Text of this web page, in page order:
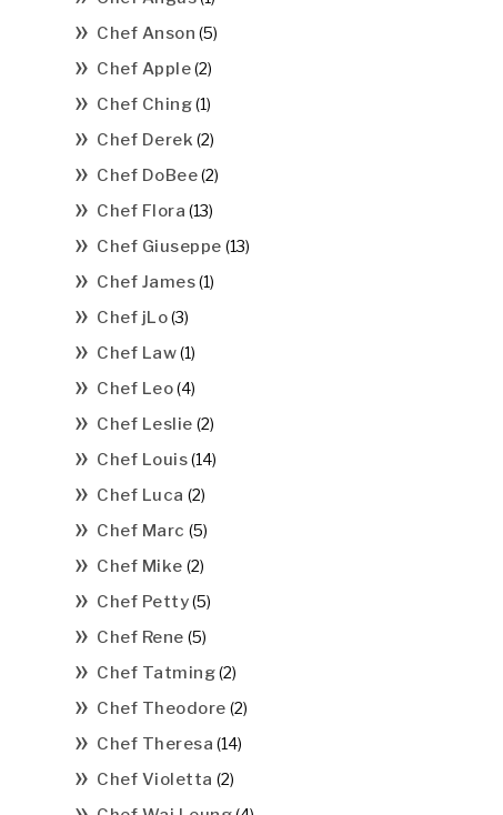
Chef Anson (5)
Chef Apple(2)
Chef Ching(1)
Chef Derek (2)
Chef DoBee(2)
Chef Flora (13)
Chef Giuseppe (13)
Chef James(1)
Chef jLo(3)
Chef Law(1)
Chef Leo(4)
Chef Leslie (2)
Chef Louis(14)
Chef Luca (2)
Chef Marc (5)
Chef Mike (2)
Chef Petty(5)
Chef Rene (5)
Chef Tatming(2)
Chef Theodore (2)
Chef Theresa (14)
Chef Violetta (2)